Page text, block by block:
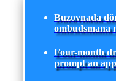
Buzovnada
ombudsmana
Four-month
prompt an